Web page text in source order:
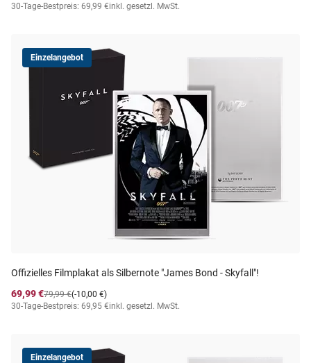
30-Tage-Bestpreis: 69,99 €inkl. gesetzl. MwSt.
Einzelangebot
Offizielles Filmplakat als Silbernote "James Bond - Skyfall"!
69,99 €
(-10,00 €)
79,99 €
30-Tage-Bestpreis: 69,95 €inkl. gesetzl. MwSt.
Einzelangebot